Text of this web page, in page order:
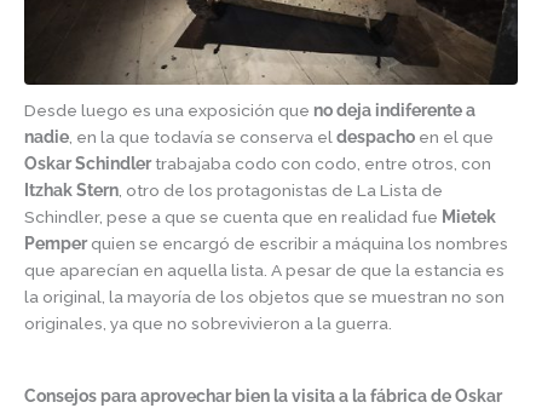
Desde luego es una exposición que no deja indiferente a
nadie , en la que todavía se conserva el despacho en el que
Oskar Schindlertrabajaba codo con codo, entre otros, con
Itzhak Stern , otro de los protagonistas de La Lista de
Schindler, pese a que se cuenta que en realidad fue Mietek
Pemperquien se encargó de escribir a máquina los nombres
que aparecían en aquella lista. A pesar de que la estancia es
la original, la mayoría de los objetos que se muestran no son
originales, ya que no sobrevivieron a la guerra.
Consejos para aprovechar bien la visita a la fábrica de Oskar